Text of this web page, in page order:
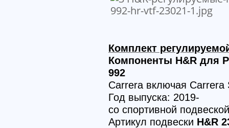
Комплект
Компоненты H&R для
992
Carrera включая Carrera
Год выпуска: 2019-
со спортивной
Артикул подвески H&R